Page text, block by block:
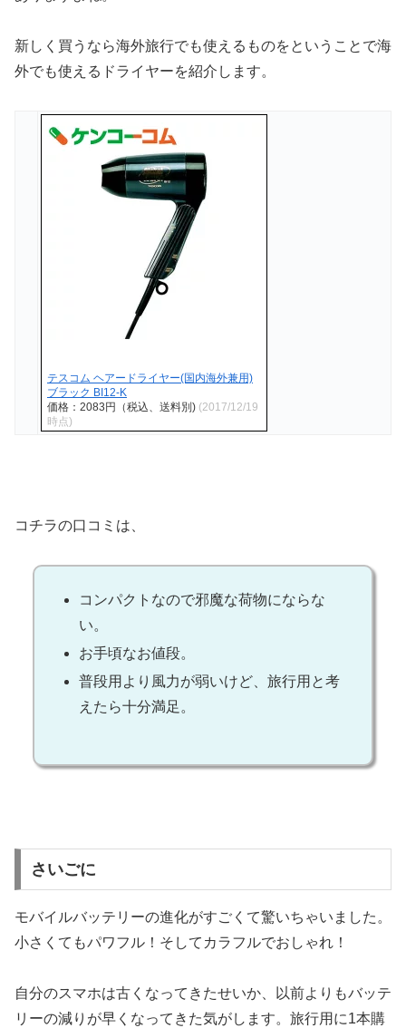
新しく買うなら海外旅行でも使えるものをということで海
外でも使えるドライヤーを紹介します。
テスコム ヘアードライヤー(国内海外兼用)
ブラック BI12-K
価格：2083円（税込、送料別) (2017/12/19
時点)
コチラの口コミは、
コンパクトなので邪魔な荷物にならな
い。
お手頃なお値段。
普段用より風力が弱いけど、旅行用と考
えたら十分満足。
さいごに
モバイルバッテリーの進化がすごくて驚いちゃいました。
小さくてもパワフル！そしてカラフルでおしゃれ！
自分のスマホは古くなってきたせいか、以前よりもバッテ
リーの減りが早くなってきた気がします。旅行用に1本購